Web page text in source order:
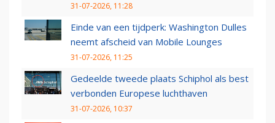
31-07-2026, 11:28
Einde van een tijdperk: Washington Dulles
neemt afscheid van Mobile Lounges
31-07-2026, 11:25
Gedeelde tweede plaats Schiphol als best
verbonden Europese luchthaven
31-07-2026, 10:37